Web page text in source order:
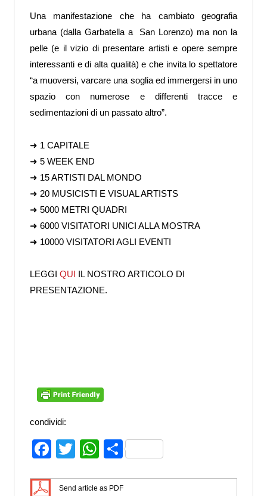
Una manifestazione che ha cambiato geografia
urbana (dalla Garbatella a San Lorenzo) ma non la
pelle (e il vizio di presentare artisti e opere sempre
interessanti e di alta qualità) e che invita lo spettatore
“a muoversi, varcare una soglia ed immergersi in uno
spazio con numerose e differenti tracce e
sedimentazioni di un passato altro”.
➜ 1 CAPITALE
➜ 5 WEEK END
➜ 15 ARTISTI DAL MONDO
➜ 20 MUSICISTI E VISUAL ARTISTS
➜ 5000 METRI QUADRI
➜ 6000 VISITATORI UNICI ALLA MOSTRA
➜ 10000 VISITATORI AGLI EVENTI
LEGGI QUI IL NOSTRO ARTICOLO DI
PRESENTAZIONE.
condividi:
Facebook
TwitterWhatsApp
Share
Send article as PDF